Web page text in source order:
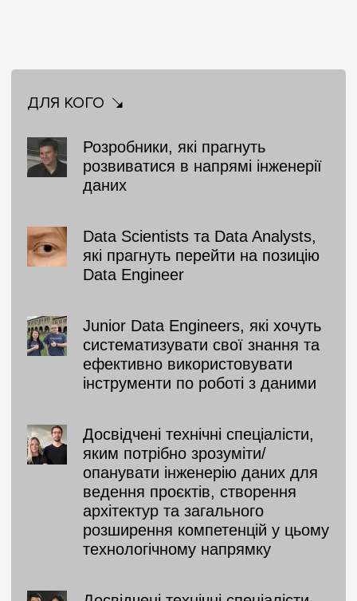
ДЛЯ КОГО
Розробники, які прагнуть
розвиватися в напрямі інженерії
даних
Data Scientists та Data Analysts,
які прагнуть перейти на позицію
Data Engineer
Junior Data Engineers, які хочуть
систематизувати свої знання та
ефективно використовувати
інструменти по роботі з даними
Досвідчені технічні спеціалісти,
яким потрібно зрозуміти/
опанувати інженерію даних для
ведення проєктів, створення
архітектур та загального
розширення компетенцій у цьому
технологічному напрямку